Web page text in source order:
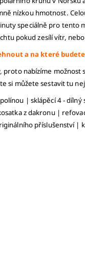
nízkou hmotnost.
speciálně pro tento
pokud zesílí vítr,
a na které
nabízíme
si můžete sestavit tu
| sklápěcí 4 -
z dakronu |
příslušenství |